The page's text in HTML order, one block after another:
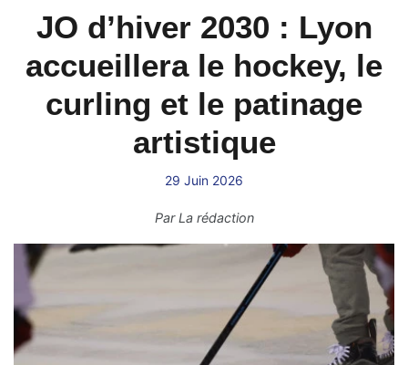
JO d’hiver 2030 : Lyon
accueillera le hockey, le
curling et le patinage
artistique
29 Juin 2026
ParLa rédaction